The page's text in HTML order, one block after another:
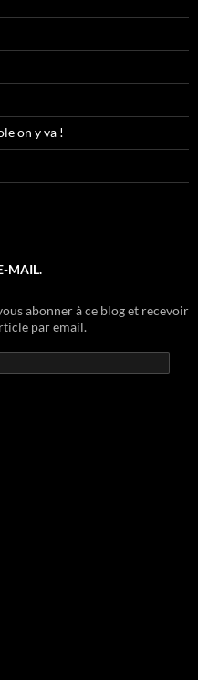
on y va !
MAIL.
abonner à ce blog et recevoir
par email.